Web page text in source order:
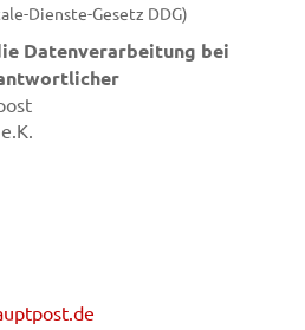
Dienste-Gesetz DDG)
Datenverarbeitung bei